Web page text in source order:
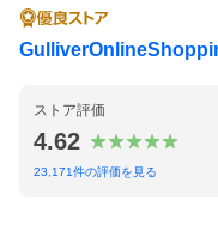
ストア評価
4.62
23,171件の評価を見る